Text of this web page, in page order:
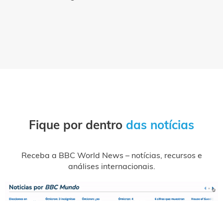
Fique por dentro das notícias
Receba a BBC World News – notícias, recursos e
análises internacionais.